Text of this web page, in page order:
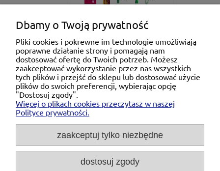
Pomoc
Moje konto
Płatności i dostawa
O nas
Michał Niedźwiecki Dobra Armatura, ul. Krakowska
Dbamy o Twoją prywatność
Pliki cookies i pokrewne im technologie umożliwiają
poprawne działanie strony i pomagają nam
dostosować ofertę do Twoich potrzeb. Możesz
zaakceptować wykorzystanie przez nas wszystkich
tych plików i przejść do sklepu lub dostosować użycie
plików do swoich preferencji, wybierając opcję
"Dostosuj zgody".
Więcej o plikach cookies przeczytasz w naszej
Polityce prywatności.
zaakceptuj tylko niezbędne
dostosuj zgody